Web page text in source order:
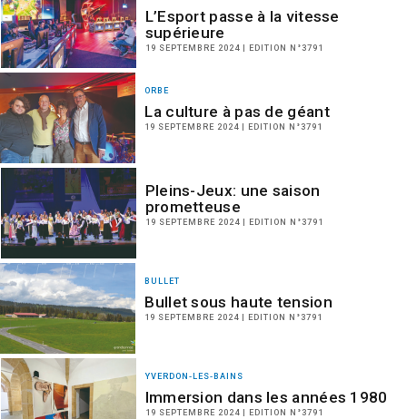
L’Esport passe à la vitesse
supérieure
19 SEPTEMBRE 2024 | EDITION N°3791
ORBE
La culture à pas de géant
19 SEPTEMBRE 2024 | EDITION N°3791
Pleins-Jeux: une saison
prometteuse
19 SEPTEMBRE 2024 | EDITION N°3791
BULLET
Bullet sous haute tension
19 SEPTEMBRE 2024 | EDITION N°3791
YVERDON-LES-BAINS
Immersion dans les années 1980
19 SEPTEMBRE 2024 | EDITION N°3791